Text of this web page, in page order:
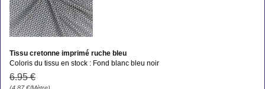
Tissu cretonne imprimé ruche bleu
Coloris du tissu en stock : Fond blanc bleu noir
6.95 €